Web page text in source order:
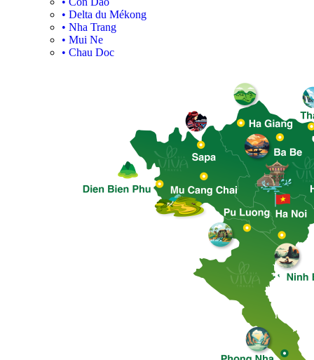
• Delta du Mékong
• Nha Trang
• Mui Ne
• Chau Doc